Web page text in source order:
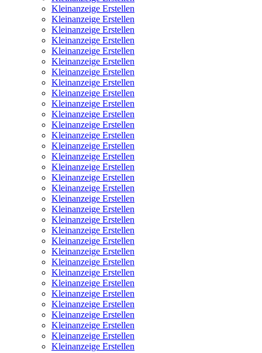
Kleinanzeige Erstellen
Kleinanzeige Erstellen
Kleinanzeige Erstellen
Kleinanzeige Erstellen
Kleinanzeige Erstellen
Kleinanzeige Erstellen
Kleinanzeige Erstellen
Kleinanzeige Erstellen
Kleinanzeige Erstellen
Kleinanzeige Erstellen
Kleinanzeige Erstellen
Kleinanzeige Erstellen
Kleinanzeige Erstellen
Kleinanzeige Erstellen
Kleinanzeige Erstellen
Kleinanzeige Erstellen
Kleinanzeige Erstellen
Kleinanzeige Erstellen
Kleinanzeige Erstellen
Kleinanzeige Erstellen
Kleinanzeige Erstellen
Kleinanzeige Erstellen
Kleinanzeige Erstellen
Kleinanzeige Erstellen
Kleinanzeige Erstellen
Kleinanzeige Erstellen
Kleinanzeige Erstellen
Kleinanzeige Erstellen
Kleinanzeige Erstellen
Kleinanzeige Erstellen
Kleinanzeige Erstellen
Kleinanzeige Erstellen
Kleinanzeige Erstellen